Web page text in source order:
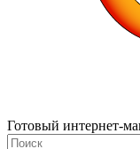
Готовый интернет-